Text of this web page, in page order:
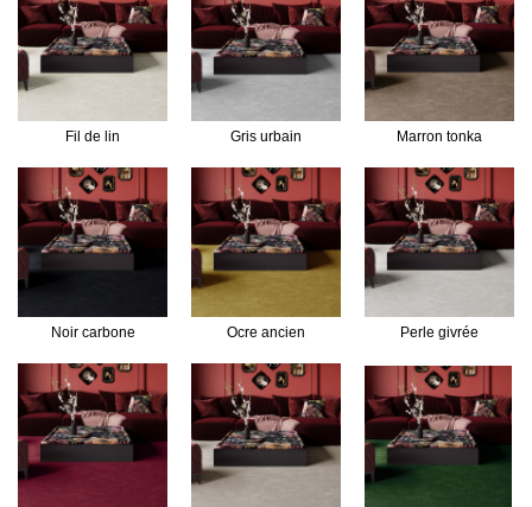
Fil de lin Gris urbain Marron tonka
Noir carbone Ocre ancien Perle givrée